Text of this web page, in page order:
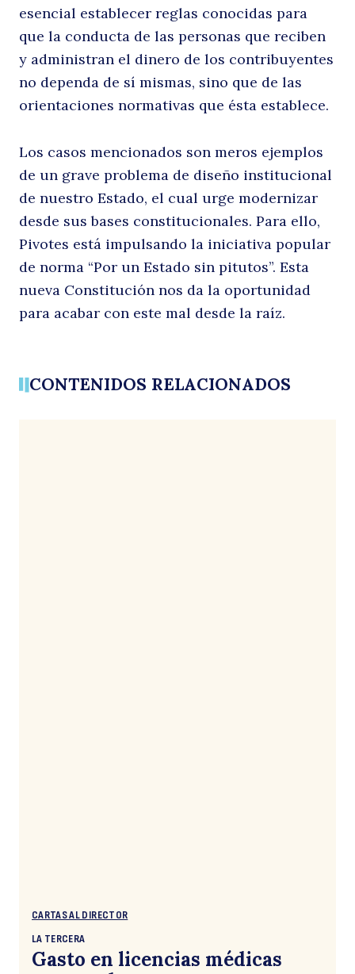
esencial establecer reglas conocidas para
que la conducta de las personas que reciben
y administran el dinero de los contribuyentes
no dependa de sí mismas, sino que de las
orientaciones normativas que ésta establece.
Los casos mencionados son meros ejemplos
de un grave problema de diseño institucional
de nuestro Estado, el cual urge modernizar
desde sus bases constitucionales. Para ello,
Pivotes está impulsando la iniciativa popular
de norma “Por un Estado sin pitutos”. Esta
nueva Constitución nos da la oportunidad
para acabar con este mal desde la raíz.
CONTENIDOS RELACIONADOS
CARTAS AL DIRECTOR
LA TERCERA
Gasto en licencias médicas